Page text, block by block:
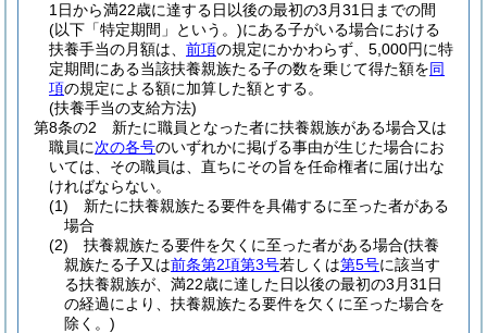
1日から満22歳に達する日以後の最初の3月31日までの間
(以下「特定期間」という。)にある子がいる場合における
扶養手当の月額は、 前項の規定にかかわらず、5,000円に特
定期間にある当該扶養親族たる子の数を乗じて得た額を同
項の規定による額に加算した額とする。
(扶養手当の支給方法)
第8条の2
新たに職員となった者に扶養親族がある場合又は
職員に次の各号のいずれかに掲げる事由が生じた場合にお
いては、その職員は、直ちにその旨を任命権者に届け出な
ければならない。
(1)
新たに扶養親族たる要件を具備するに至った者がある
場合
(2)
扶養親族たる要件を欠くに至った者がある場合(扶養
親族たる子又は前条第2項第3号若しくは第5号に該当す
る扶養親族が、満22歳に達した日以後の最初の3月31日
の経過により、扶養親族たる要件を欠くに至った場合を
除く。)